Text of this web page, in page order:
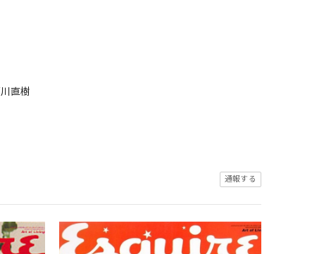
川直樹
通報する